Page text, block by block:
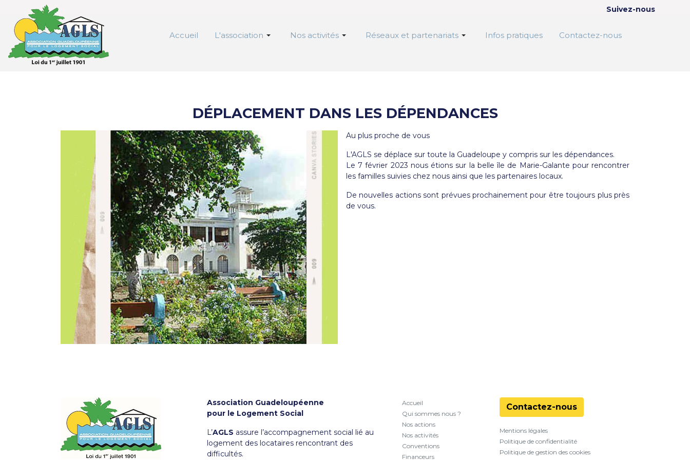
Suivez-nous
Accueil L'association Nos activités Réseaux et partenariats Infos pratiques Contactez-nous
DÉPLACEMENT DANS LES DÉPENDANCES
Au plus proche de vous
L'AGLS se déplace sur toute la Guadeloupe y compris sur les dépendances.
Le 7 février 2023 nous étions sur la belle île de Marie-Galante pour rencontrer
les familles suivies chez nous ainsi que les partenaires locaux.
De nouvelles actions sont prévues prochainement pour être toujours plus près
de vous.
Association Guadeloupéenne
pour le Logement Social
L’AGLS assure l’accompagnement social lié au
logement des locataires rencontrant des
difficultés.
Accueil
Qui sommes nous ?
Nos actions
Nos activités
Conventions
Financeurs
Contactez-nous
Mentions légales
Politique de confidentialité
Politique de gestion des cookies